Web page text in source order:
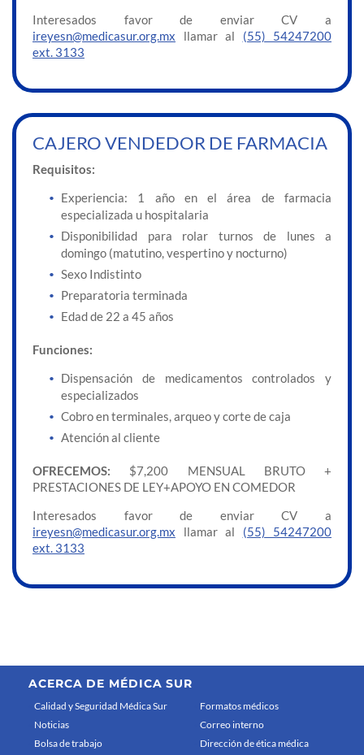
Interesados favor de enviar CV a
ireyesn@medicasur.org.mx llamar al (55) 54247200
ext. 3133
CAJERO VENDEDOR DE FARMACIA
Requisitos:
Experiencia: 1 año en el área de farmacia
especializada u hospitalaria
Disponibilidad para rolar turnos de lunes a
domingo (matutino, vespertino y nocturno)
Sexo Indistinto
Preparatoria terminada
Edad de 22 a 45 años
Funciones:
Dispensación de medicamentos controlados y
especializados
Cobro en terminales, arqueo y corte de caja
Atención al cliente
OFRECEMOS: $7,200 MENSUAL BRUTO +
PRESTACIONES DE LEY+APOYO EN COMEDOR
Interesados favor de enviar CV a
ireyesn@medicasur.org.mx llamar al (55) 54247200
ext. 3133
ACERCA DE MÉDICA SUR
Calidad y Seguridad Médica Sur
Noticias
Bolsa de trabajo
Formatos médicos
Correo interno
Dirección de ética médica